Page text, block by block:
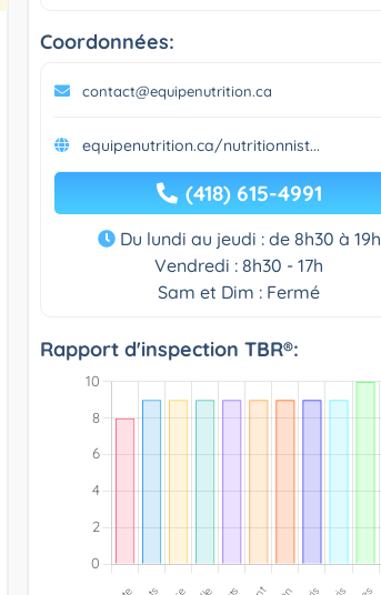
Coordonnées:
contact@equipenutrition.ca
equipenutrition.ca/nutritionnist...
(418) 615-4991
Du lundi au jeudi : de 8h30 à 19h
Vendredi : 8h30 - 17h
Sam et Dim : Fermé
Rapport d'inspection TBR®: